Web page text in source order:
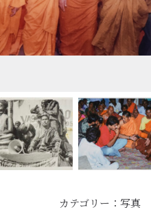
カテゴリー： 写真